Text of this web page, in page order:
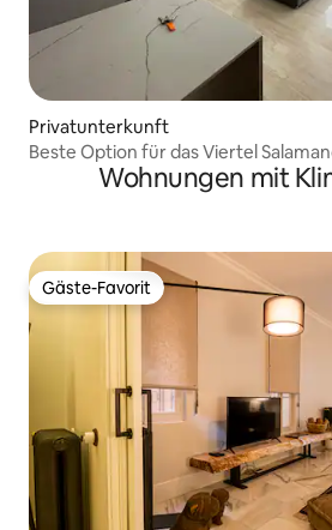
Privatunterkunft
Beste Option für das Viertel
Wohnungen mit
Gäste-Favorit
Gäste-Favorit